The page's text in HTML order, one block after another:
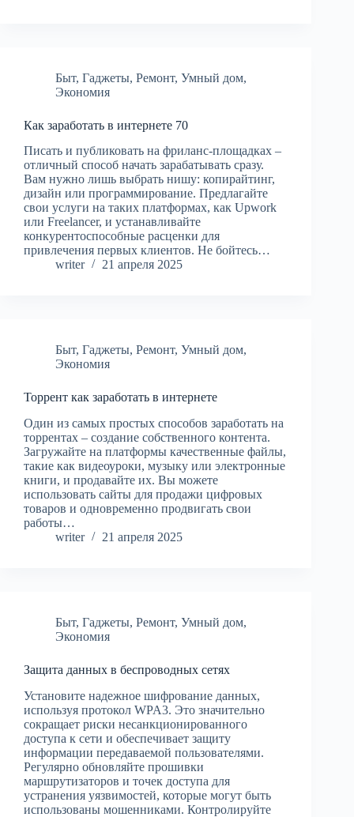
Быт, Гаджеты, Ремонт, Умный дом,
Экономия
Как заработать в интернете 70
Писать и публиковать на фриланс-площадках –
отличный способ начать зарабатывать сразу.
Вам нужно лишь выбрать нишу: копирайтинг,
дизайн или программирование. Предлагайте
свои услуги на таких платформах, как Upwork
или Freelancer, и устанавливайте
конкурентоспособные расценки для
привлечения первых клиентов. Не бойтесь…
writer
21 апреля 2025
Быт, Гаджеты, Ремонт, Умный дом,
Экономия
Торрент как заработать в интернете
Один из самых простых способов заработать на
торрентах – создание собственного контента.
Загружайте на платформы качественные файлы,
такие как видеоуроки, музыку или электронные
книги, и продавайте их. Вы можете
использовать сайты для продажи цифровых
товаров и одновременно продвигать свои
работы…
writer
21 апреля 2025
Быт, Гаджеты, Ремонт, Умный дом,
Экономия
Защита данных в беспроводных сетях
Установите надежное шифрование данных,
используя протокол WPA3. Это значительно
сокращает риски несанкционированного
доступа к сети и обеспечивает защиту
информации передаваемой пользователями.
Регулярно обновляйте прошивки
маршрутизаторов и точек доступа для
устранения уязвимостей, которые могут быть
использованы мошенниками. Контролируйте